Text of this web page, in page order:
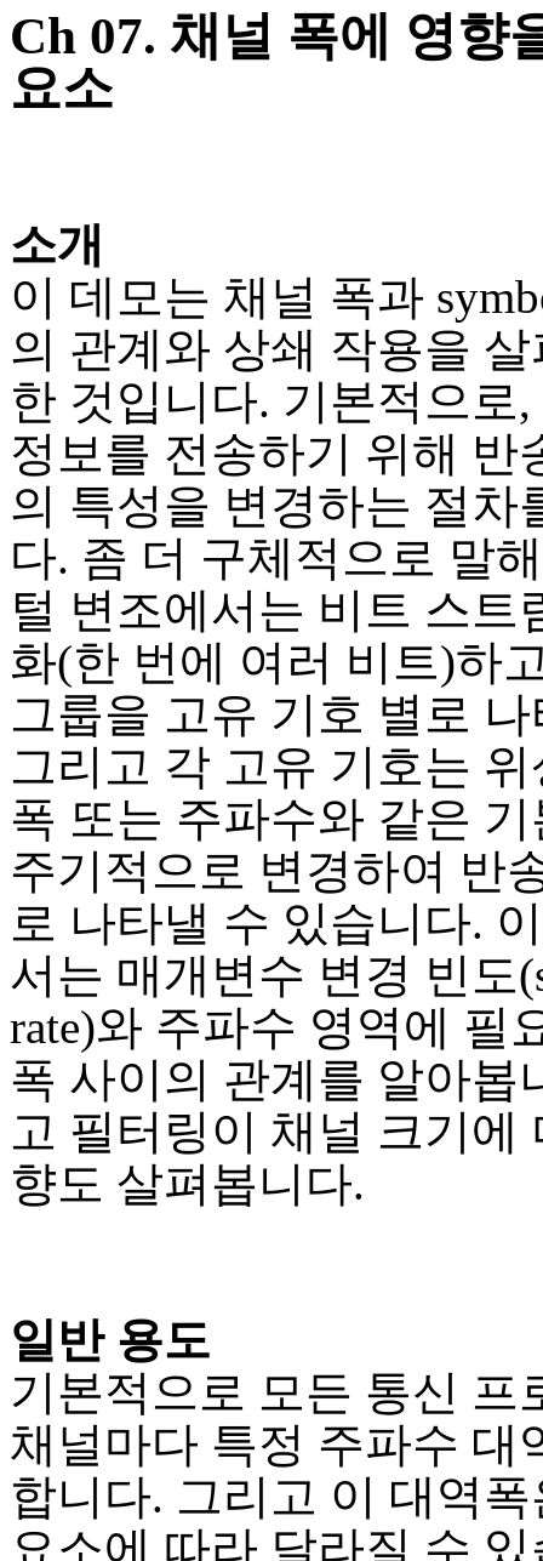
Ch 07. 채널 폭에 영향
요소
소개
이 데모는 채널 폭과
의 관계와 상쇄 작용을
한 것입니다. 기본적으로
정보를 전송하기 위해 반
의 특성을 변경하는 절차
다. 좀 더 구체적으로 말
털 변조에서는 비트 스트
화(한 번에 여러 비트)하
그룹을 고유 기호 별로
그리고 각 고유 기호는
폭 또는 주파수와 같은
주기적으로 변경하여 반
로 나타낼 수 있습니다.
서는 매개변수 변경 빈도
rate)와 주파수 영역에 필
폭 사이의 관계를 알아봅
고 필터링이 채널 크기에
향도 살펴봅니다.
일반 용도
기본적으로 모든 통신 프
채널마다 특정 주파수 대
합니다. 그리고 이 대역
요소에 따라 달라질 수